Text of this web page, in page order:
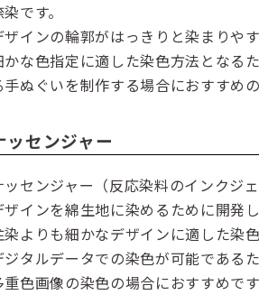
です。
ザインの輪郭がはっきりと染まりや
かな色指定に適した染色方法となる
手ぬぐいを制作する場合におすすめ
ッセンジャー
ッセンジャー（反応染料のインクジ
ザインを綿生地に染めるために開発
染よりも細かなデザインに適した染色
ジタルデータでの染色が可能である
重色画像の染色の場合におすすめで